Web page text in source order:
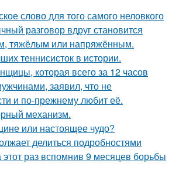
слово для того самого неловкого
разговор вдруг становится
тяжёлым или напряжённым.
теннисисток в истории.
которая всего за 12 часов
заявил, что не
и по-прежнему любит её.
механизм.
или настоящее чудо?
делиться подробностями
этот раз вспомнив 9 месяцев борьбы